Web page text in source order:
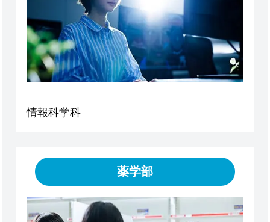
情報科学科
薬学部